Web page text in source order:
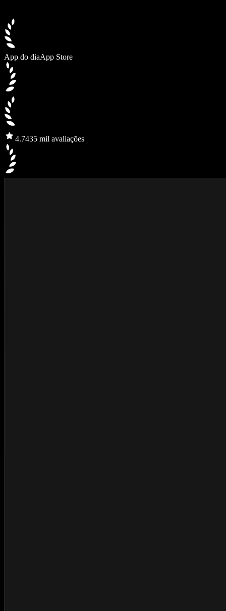
App do diaApp Store
4.7435 mil avaliações